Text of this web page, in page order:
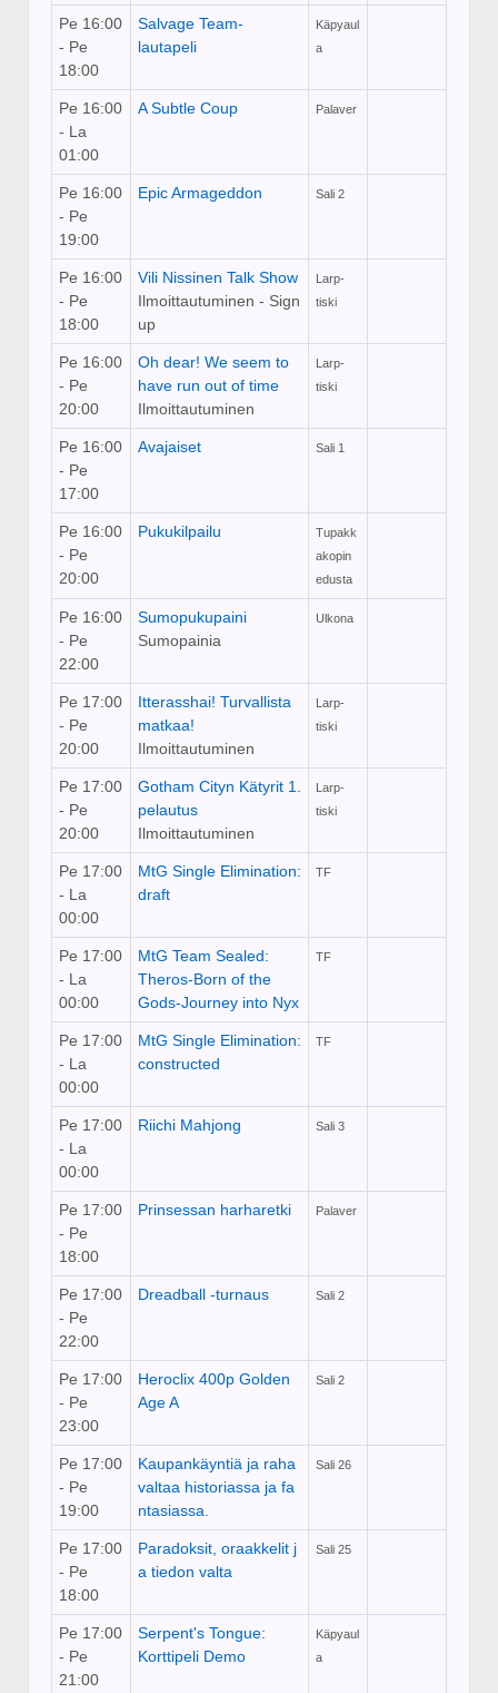
Pe 16:00
- Pe
18:00
Salvage Team-
lautapeli
Käpyaul
a
Pe 16:00
- La
01:00
A Subtle Coup Palaver
Pe 16:00
- Pe
19:00
Epic Armageddon Sali 2
Pe 16:00
- Pe
18:00
Vili Nissinen Talk Show
Ilmoittautuminen - Sign
up
Larp-
tiski
Pe 16:00
- Pe
20:00
Oh dear! We seem to
have run out of time
Ilmoittautuminen
Larp-
tiski
Pe 16:00
- Pe
17:00
Avajaiset Sali 1
Pe 16:00
- Pe
20:00
Pukukilpailu
Tupakk
akopin
edusta
Pe 16:00
- Pe
22:00
Sumopukupaini
Sumopainia
Ulkona
Pe 17:00
- Pe
20:00
Itterasshai! Turvallista
matkaa!
Ilmoittautuminen
Larp-
tiski
Pe 17:00
- Pe
20:00
Gotham Cityn Kätyrit 1.
pelautus
Ilmoittautuminen
Larp-
tiski
Pe 17:00
- La
00:00
MtG Single Elimination:
draft
TF
Pe 17:00
- La
00:00
MtG Team Sealed:
Theros-Born of the
Gods-Journey into Nyx
TF
Pe 17:00
- La
00:00
MtG Single Elimination:
constructed
TF
Pe 17:00
- La
00:00
Riichi Mahjong Sali 3
Pe 17:00
- Pe
18:00
Prinsessan harharetki Palaver
Pe 17:00
- Pe
22:00
Dreadball -turnaus Sali 2
Pe 17:00
- Pe
23:00
Heroclix 400p Golden
Age A
Sali 2
Pe 17:00
- Pe
19:00
Kaupankäyntiä ja raha
valtaa historiassa ja fa
ntasiassa.
Sali 26
Pe 17:00
- Pe
18:00
Paradoksit, oraakkelit j
a tiedon valta
Sali 25
Pe 17:00
- Pe
21:00
Serpent's Tongue:
Korttipeli Demo
Käpyaul
a